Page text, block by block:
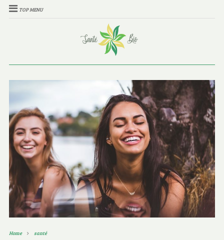
TOP MENU
Home santé